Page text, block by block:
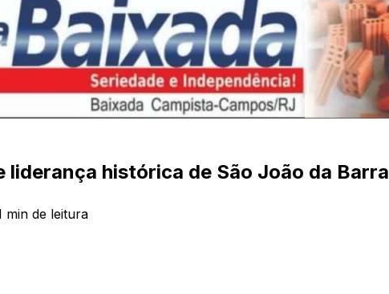
histórica de São João da Barra
min de leitura